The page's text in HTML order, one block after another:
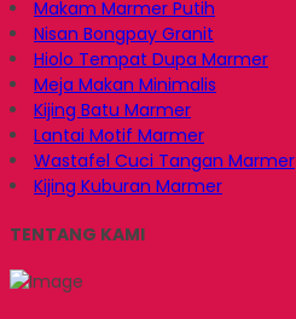
Makam Marmer Putih
Nisan Bongpay Granit
Hiolo Tempat Dupa Marmer
Meja Makan Minimalis
Kijing Batu Marmer
Lantai Motif Marmer
Wastafel Cuci Tangan Marmer
Kijing Kuburan Marmer
TENTANG KAMI